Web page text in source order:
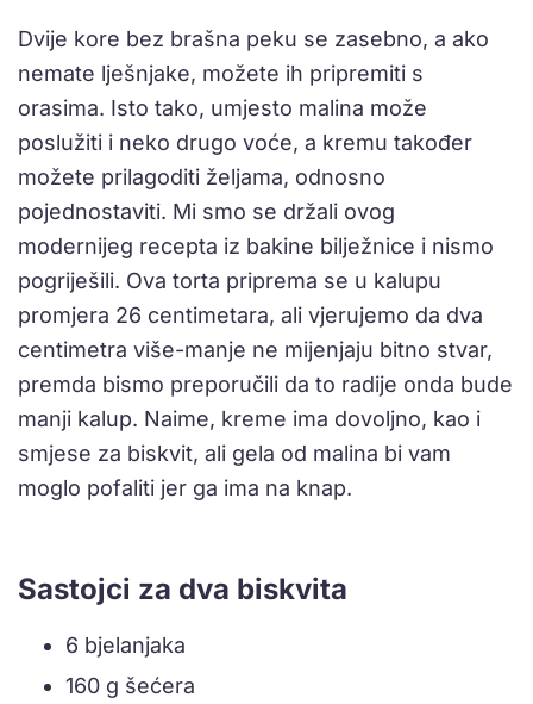
Dvije kore bez brašna peku se zasebno, a ako
nemate lješnjake, možete ih pripremiti s
orasima. Isto tako, umjesto malina može
poslužiti i neko drugo voće, a kremu također
možete prilagoditi željama, odnosno
pojednostaviti. Mi smo se držali ovog
modernijeg recepta iz bakine bilježnice i nismo
pogriješili. Ova torta priprema se u kalupu
promjera 26 centimetara, ali vjerujemo da dva
centimetra više-manje ne mijenjaju bitno stvar,
premda bismo preporučili da to radije onda bude
manji kalup. Naime, kreme ima dovoljno, kao i
smjese za biskvit, ali gela od malina bi vam
moglo pofaliti jer ga ima na knap.
Sastojci za dva biskvita
6 bjelanjaka
160 g šećera